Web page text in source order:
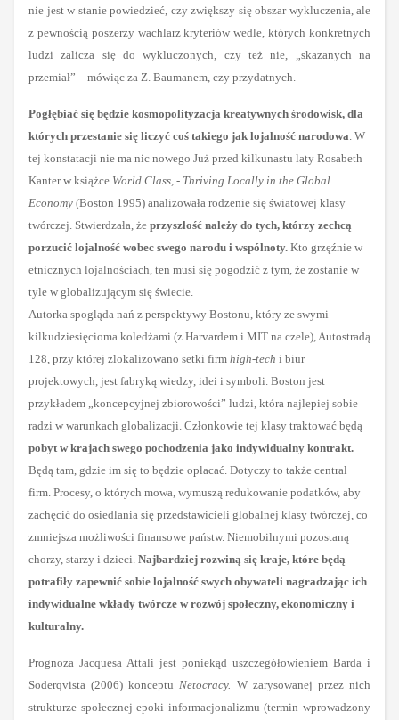
nie jest w stanie powiedzieć, czy zwiększy się obszar wykluczenia, ale
z pewnością poszerzy wachlarz kryteriów wedle, których konkretnych
ludzi zalicza się do wykluczonych, czy też nie, „skazanych na
przemiał” – mówiąc za Z. Baumanem, czy przydatnych.
Pogłębiać się będzie kosmopolityzacja kreatywnych środowisk, dla
których przestanie się liczyć coś takiego jak lojalność narodowa . W
tej konstatacji nie ma nic nowego Już przed kilkunastu laty Rosabeth
Kanter w książce World Class, - Thriving Locally in the Global
Economy (Boston 1995) analizowała rodzenie się światowej klasy
twórczej. Stwierdzała, że przyszłość należy do tych, którzy zechcą
porzucić lojalność wobec swego narodu i wspólnoty. Kto grzęźnie w
etnicznych lojalnościach, ten musi się pogodzić z tym, że zostanie w
tyle w globalizującym się świecie.
Autorka spogląda nań z perspektywy Bostonu, który ze swymi
kilkudziesięcioma koledżami (z Harvardem i MIT na czele), Autostradą
128, przy której zlokalizowano setki firm high-tech i biur
projektowych, jest fabryką wiedzy, idei i symboli. Boston jest
przykładem „koncepcyjnej zbiorowości” ludzi, która najlepiej sobie
radzi w warunkach globalizacji. Członkowie tej klasy traktować będą
pobyt w krajach swego pochodzenia jako indywidualny kontrakt.
Będą tam, gdzie im się to będzie opłacać. Dotyczy to także central
firm. Procesy, o których mowa, wymuszą redukowanie podatków, aby
zachęcić do osiedlania się przedstawicieli globalnej klasy twórczej, co
zmniejsza możliwości finansowe państw. Niemobilnymi pozostaną
chorzy, starzy i dzieci. Najbardziej rozwiną się kraje, które będą
potrafiły zapewnić sobie lojalność swych obywateli nagradzając ich
indywidualne wkłady twórcze w rozwój społeczny, ekonomiczny i
kulturalny.
Prognoza Jacquesa Attali jest poniekąd uszczegółowieniem Barda i
Soderqvista (2006) konceptu Netocracy. W zarysowanej przez nich
strukturze społecznej epoki informacjonalizmu (termin wprowadzony